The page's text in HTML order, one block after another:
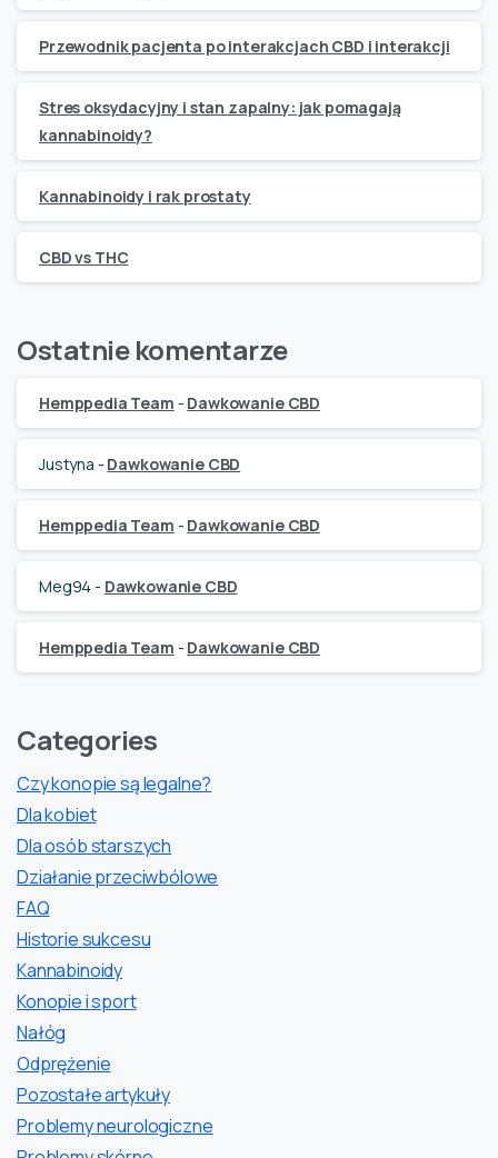
Przewodnik pacjenta po interakcjach CBD i interakcji
Stres oksydacyjny i stan zapalny: jak pomagają
kannabinoidy?
Kannabinoidy i rak prostaty
CBD vs THC
Ostatnie komentarze
Hemppedia Team - Dawkowanie CBD
Justyna - Dawkowanie CBD
Hemppedia Team - Dawkowanie CBD
Meg94 - Dawkowanie CBD
Hemppedia Team - Dawkowanie CBD
Categories
Czy konopie są legalne?
Dla kobiet
Dla osób starszych
Działanie przeciwbólowe
FAQ
Historie sukcesu
Kannabinoidy
Konopie i sport
Nałóg
Odprężenie
Pozostałe artykuły
Problemy neurologiczne